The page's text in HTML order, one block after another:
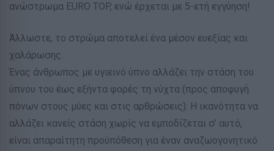
ανώστρωμα EURO TOP, ενώ έρχεται με 5-ετή εγγύηση!
Άλλωστε, το στρώμα αποτελεί ένα μέσον ευεξίας και
χαλάρωσης.
Ένας άνθρωπος με υγιεινό ύπνο αλλάζει την στάση του
ύπνου του έως εξήντα φορές τη νύχτα (προς αποφυγή
πόνων στους μύες και στις αρθρώσεις). Η ικανότητα να
αλλάζει κανείς στάση χωρίς να εμποδίζεται σ’ αυτό,
είναι απαραίτητη προϋπόθεση για έναν αναζωογονητικό